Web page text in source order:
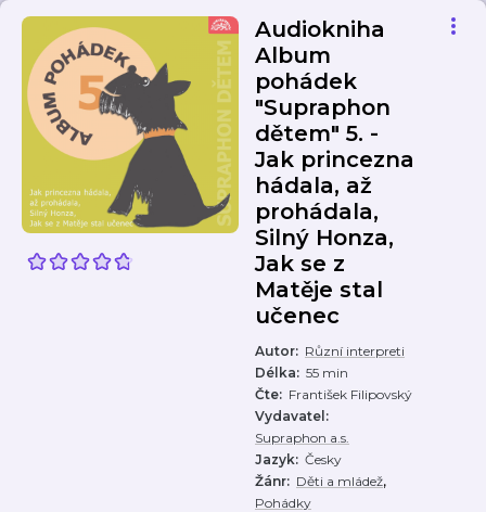
Audiokniha
Album
pohádek
"Supraphon
dětem" 5. -
Jak princezna
hádala, až
prohádala,
Silný Honza,
Jak se z
Matěje stal
učenec
Autor: Různí interpreti
Délka: 55 min
Čte: František Filipovský
Vydavatel :
Supraphon a.s.
Jazyk: Česky
Žánr: Děti a mládež,
Pohádky